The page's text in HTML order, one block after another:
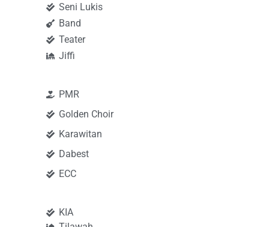
Seni Lukis
Band
Teater
Jiffi
PMR
Golden Choir
Karawitan
Dabest
ECC
KIA